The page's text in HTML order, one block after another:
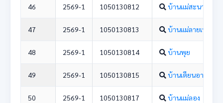
46 2569-1 1050130812 บ้านแม่สะนาม
47 2569-1 1050130813 บ้านแม่ลายเหนือ
48 2569-1 1050130814 บ้านพุย
49 2569-1 1050130815 บ้านเตียนอาง
50 2569-1 1050130817 บ้านแม่ลอง